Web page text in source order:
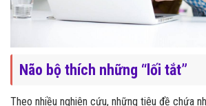
Não bộ thích những “lối tắt”
Theo nhiều nghiên cứu, những tiêu đề chứa